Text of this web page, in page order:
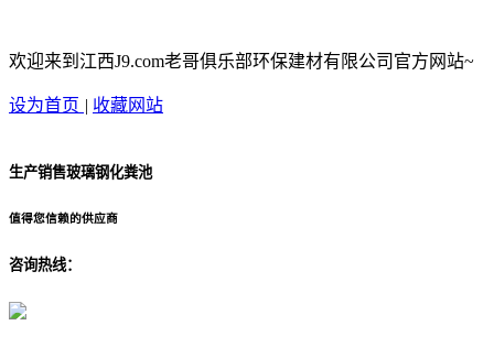
欢迎来到江西J9.com老哥俱乐部环保建材有限公司官方网站~
设为首页 | 收藏网站
生产销售玻璃钢化粪池
值得您信赖的供应商
咨询热线：